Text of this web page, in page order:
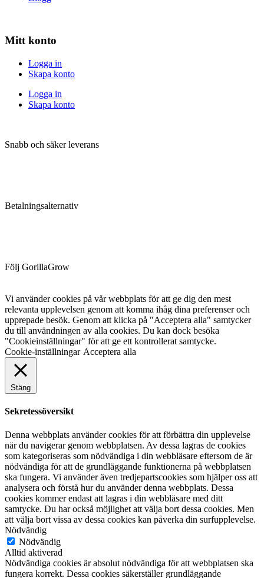
Mitt konto
Logga in
Skapa konto
Logga in
Skapa konto
Snabb och säker leverans
Betalningsalternativ
Följ GorillaGrow
Vi använder cookies på vår webbplats för att ge dig den mest
relevanta upplevelsen genom att komma ihåg dina preferenser och
upprepade besök. Genom att klicka på "Acceptera alla" samtycker
du till användningen av alla cookies. Du kan dock besöka
"Cookieinställningar" för att ge ett kontrollerat samtycke.
Cookie-inställningar Acceptera alla
Stäng
Sekretessöversikt
Denna webbplats använder cookies för att förbättra din upplevelse
när du navigerar genom webbplatsen. Av dessa lagras de cookies
som kategoriseras som nödvändiga i din webbläsare eftersom de är
nödvändiga för att de grundläggande funktionerna på webbplatsen
ska fungera. Vi använder även tredjepartscookies som hjälper oss att
analysera och förstå hur du använder denna webbplats. Dessa
cookies kommer endast att lagras i din webbläsare med ditt
samtycke. Du har också möjlighet att välja bort dessa cookies. Men
att välja bort vissa av dessa cookies kan påverka din surfupplevelse.
Nödvändig
Nödvändig
Alltid aktiverad
Nödvändiga cookies är absolut nödvändiga för att webbplatsen ska
fungera korrekt. Dessa cookies säkerställer grundläggande